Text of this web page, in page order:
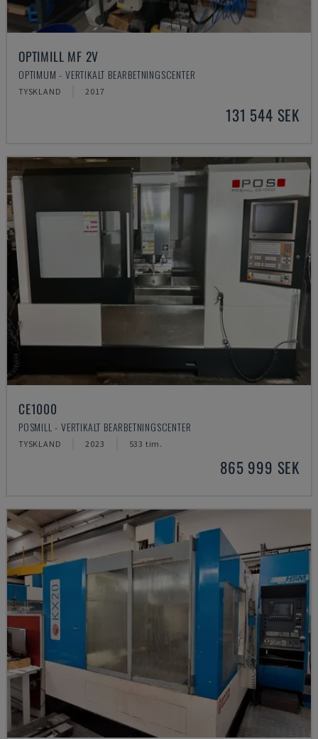
OPTIMILL MF 2V
OPTIMUM - VERTIKALT BEARBETNINGSCENTER
TYSKLAND 2017
131 544 SEK
CE1000
POSMILL - VERTIKALT BEARBETNINGSCENTER
TYSKLAND 2023 533 tim.
865 999 SEK